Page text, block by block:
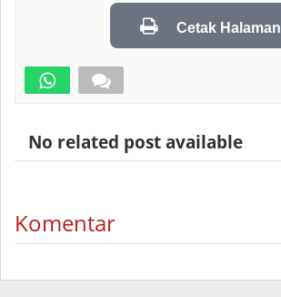
Cetak Halaman
No related post available
Komentar